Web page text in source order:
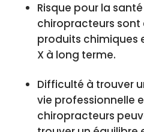
Risque pour la santé
chiropracteurs sont
produits chimiques
X à long terme.
Difficulté à trouver
vie professionnelle
chiropracteurs